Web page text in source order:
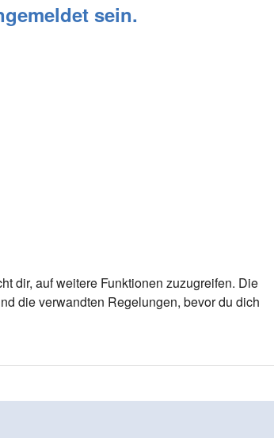
sein.
dir, auf weitere Funktionen zuzugreifen. Die
die verwandten Regelungen, bevor du dich